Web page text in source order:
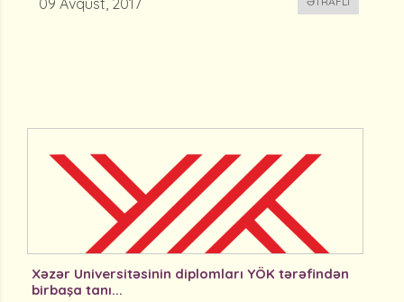
09 Avqust, 2017
Xəzər Universitəsinin diplomları YÖK tərəfindən
birbaşa tanı...